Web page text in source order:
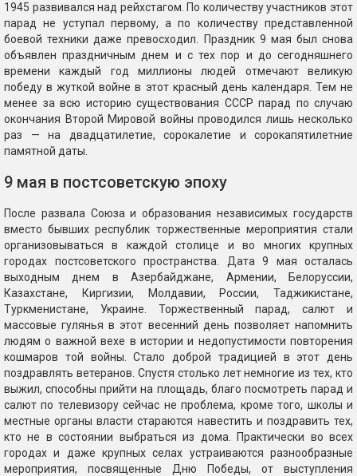
1945 развивался над рейхстагом. По количеству участников этот
парад не уступал первому, а по количеству представленной
боевой техники даже превосходил. Праздник 9 мая был снова
объявлен праздничным днем и с тех пор и до сегодняшнего
времени каждый год миллионы людей отмечают великую
победу в жуткой войне в этот красный день календаря. Тем не
менее за всю историю существования СССР парад по случаю
окончания Второй Мировой войны проводился лишь несколько
раз — на двадцатилетие, сорокалетие и сорокапятилетние
памятной даты.
9 мая в постсоветскую эпоху
После развала Союза и образования независимых государств
вместо бывших республик торжественные мероприятия стали
организовываться в каждой столице и во многих крупных
городах постсоветского пространства. Дата 9 мая осталась
выходным днем в Азербайджане, Армении, Белоруссии,
Казахстане, Киргизии, Молдавии, России, Таджикистане,
Туркменистане, Украине. Торжественный парад, салют и
массовые гулянья в этот весенний день позволяет напомнить
людям о важной вехе в истории и недопустимости повторения
кошмаров той войны. Стало доброй традицией в этот день
поздравлять ветеранов. Спустя столько лет немногие из тех, кто
выжил, способны прийти на площадь, благо посмотреть парад и
салют по телевизору сейчас не проблема, кроме того, школы и
местные органы власти стараются навестить и поздравить тех,
кто не в состоянии выбраться из дома. Практически во всех
городах и даже крупных селах устраиваются разнообразные
мероприятия, посвященные Дню Победы, от выступления